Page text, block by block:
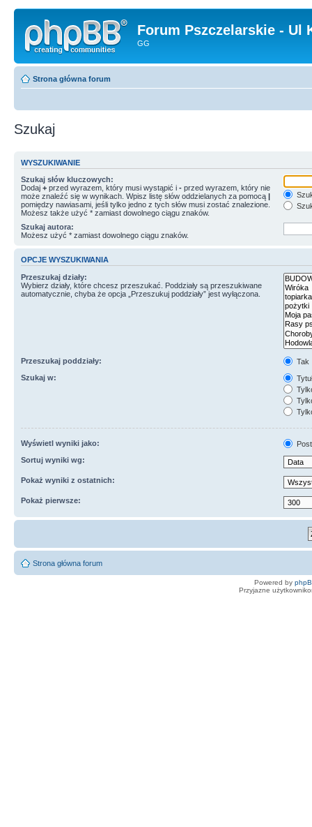
Forum Pszczelarskie - Ul
GG
Strona główna forum
Szukaj
WYSZUKIWANIE
Szukaj słów kluczowych:
Dodaj + przed wyrazem, który musi wystąpić i - przed wyrazem, który nie
może znaleźć się w wynikach. Wpisz listę słów oddzielanych za pomocą |
pomiędzy nawiasami, jeśli tylko jedno z tych słów musi zostać znalezione.
Możesz także użyć * zamiast dowolnego ciągu znaków.
Szukaj autora:
Możesz użyć * zamiast dowolnego ciągu znaków.
OPCJE WYSZUKIWANIA
Przeszukaj działy:
Wybierz działy, które chcesz przeszukać. Poddziały są przeszukiwane
automatycznie, chyba że opcja „Przeszukuj poddziały” jest wyłączona.
Przeszukaj poddziały:
Tak
Szukaj w:
Wyświetl wyniki jako:
Sortuj wyniki wg:
Pokaż wyniki z ostatnich:
Pokaż pierwsze:
Strona główna forum
Powered by
Przyjazne